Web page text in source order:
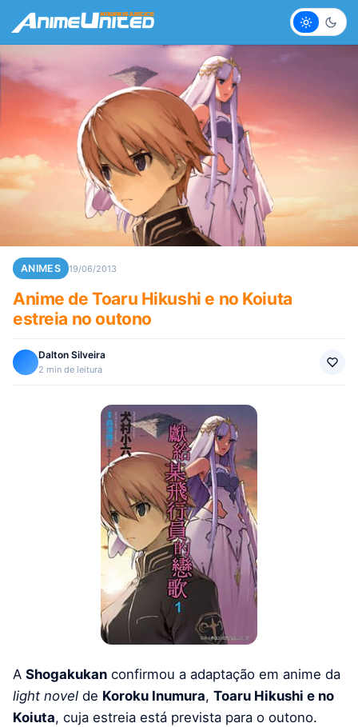
Claro
ANIMES 19/06/2013
Anime de Toaru Hikushi e no Koiuta
estreia no outono
Dalton Silveira
2 min de leitura
A Shogakukan confirmou a adaptação em anime da
light novel de Koroku Inumura, Toaru Hikushi e no
Koiuta, cuja estreia está prevista para o outono.